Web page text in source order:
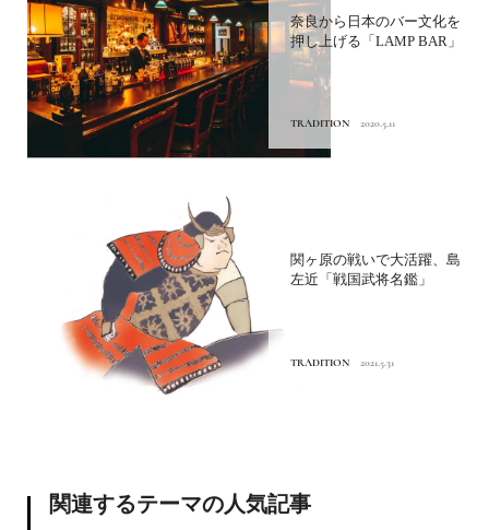
奈良から日本のバー文化を
押し上げる「LAMP BAR」
TRADITION 2020.5.11
関ヶ原の戦いで大活躍、島
左近「戦国武将名鑑」
TRADITION 2021.5.31
関連するテーマの人気記事